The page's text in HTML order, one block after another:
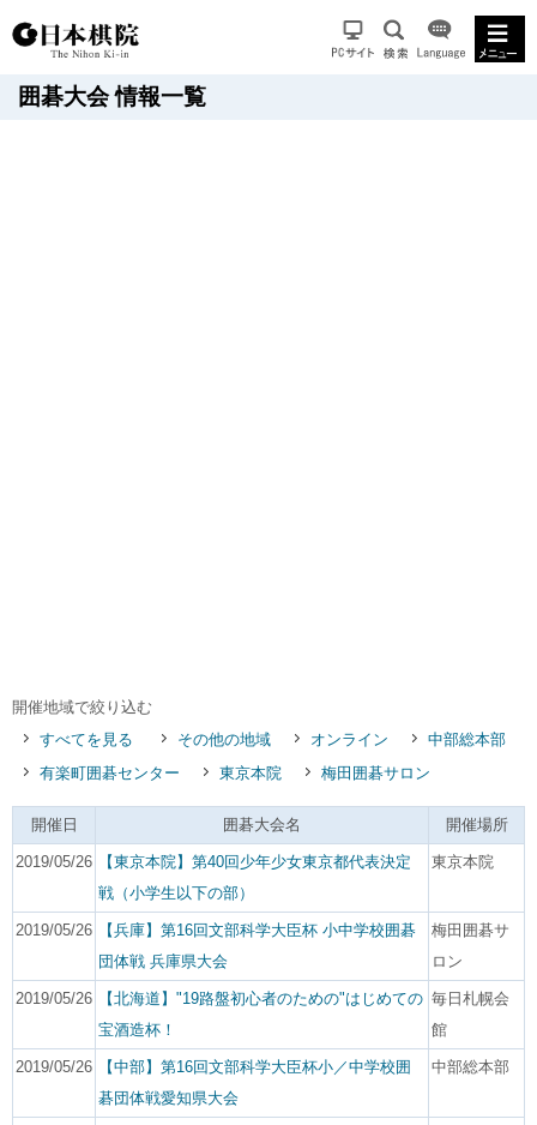
囲碁大会 情報一覧
開催地域で絞り込む
すべてを見る
その他の地域 オンライン
中部総本部
有楽町囲碁センター
東京本院 梅田囲碁サロン
開催日 囲碁大会名 開催場所
2019/05/26
【東京本院】第40回少年少女東京都代表決定
戦（小学生以下の部）
東京本院
2019/05/26
【兵庫】第16回文部科学大臣杯 小中学校囲碁
団体戦 兵庫県大会
梅田囲碁サ
ロン
2019/05/26
【北海道】"19路盤初心者のための"はじめての
宝酒造杯！
毎日札幌会
館
2019/05/26
【中部】第16回文部科学大臣杯小／中学校囲
碁団体戦愛知県大会
中部総本部